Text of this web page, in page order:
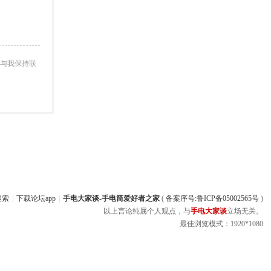
我保持联
索 下载论坛app 手电大家谈-手电筒爱好者之家( 备案序号:鲁ICP备05002565号)
以上言论纯属个人观点，与手电大家谈立场无关。
最佳浏览模式：1920*1080